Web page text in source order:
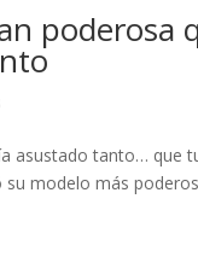
poderosa
asustado tanto… que
su modelo más